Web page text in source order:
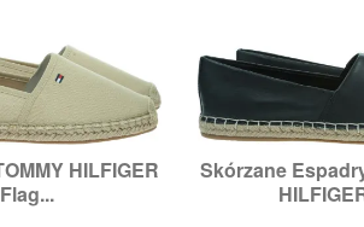
HILFIGER
Flag...
podgląd
37,
Skórzane
Szybki
Rozmiary: